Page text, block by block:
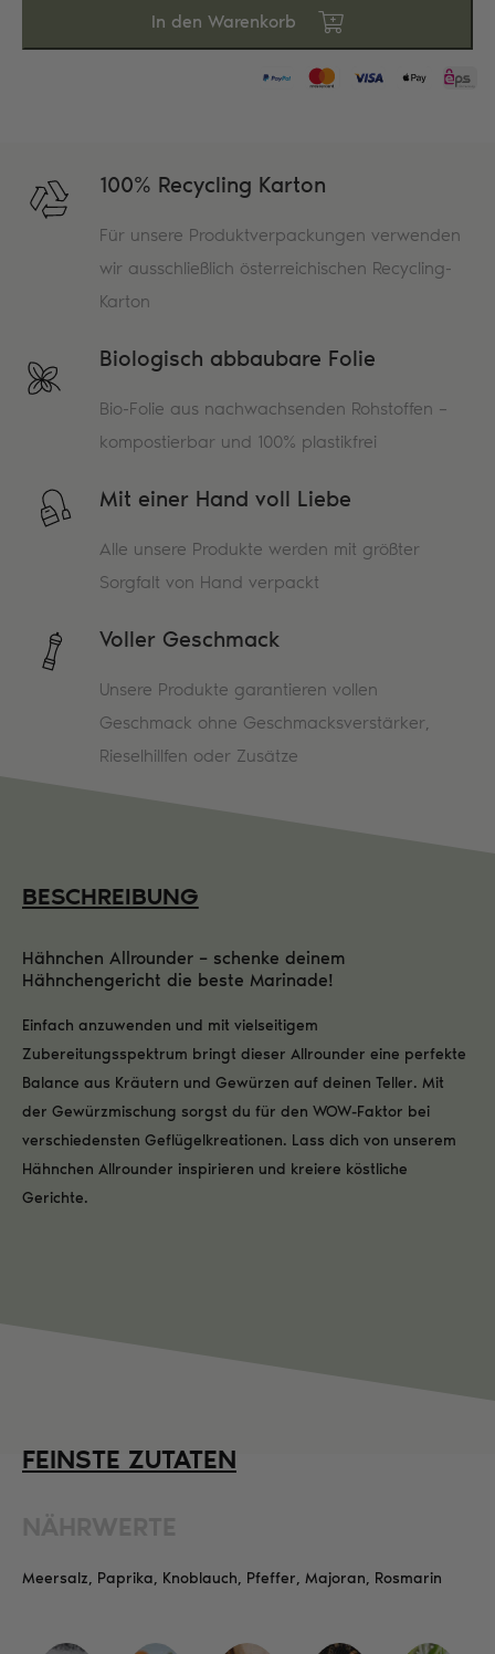
In den Warenkorb
100% Recycling Karton
Für unsere Produktverpackungen verwenden
wir ausschließlich österreichischen Recycling-
Karton
Biologisch abbaubare Folie
Bio-Folie aus nachwachsenden Rohstoffen –
kompostierbar und 100% plastikfrei
Mit einer Hand voll Liebe
Alle unsere Produkte werden mit größter
Sorgfalt von Hand verpackt
Voller Geschmack
Unsere Produkte garantieren vollen
Geschmack ohne Geschmacksverstärker,
Rieselhillfen oder Zusätze
BESCHREIBUNG
Hähnchen Allrounder – schenke deinem
Hähnchengericht die beste Marinade!
Einfach anzuwenden und mit vielseitigem
Zubereitungsspektrum bringt dieser Allrounder eine perfekte
Balance aus Kräutern und Gewürzen auf deinen Teller. Mit
der Gewürzmischung sorgst du für den WOW-Faktor bei
verschiedensten Geflügelkreationen. Lass dich von unserem
Hähnchen Allrounder inspirieren und kreiere köstliche
Gerichte.
FEINSTE ZUTATEN
Meersalz, Paprika, Knoblauch, Pfeffer, Majoran, Rosmarin